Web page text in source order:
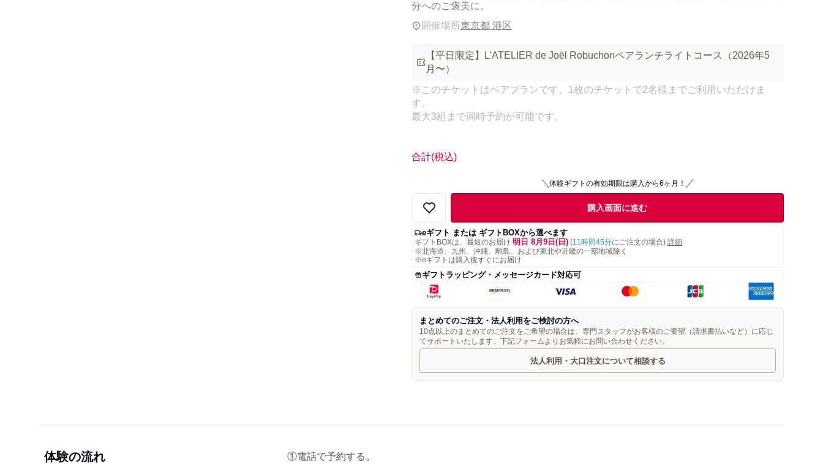
分へのご褒美に。
開催場所東京都 港区
【平日限定】L’ATELIER de Joël Robuchonペアランチライトコース（2026年5
月〜）
※このチケットはペアプランです。1枚のチケットで2名様までご利用いただけま
す。
最大3組まで同時予約が可能です。
合計(税込)
体験ギフトの有効期限は購入から6ヶ月！
購入画面に進む
eギフト または ギフトBOXから選べます
ギフトBOXは、最短のお届け 明日 8月9日(日) (11時間45分にご注文の場合) 詳細
※北海道、九州、沖縄、離島、および東北や近畿の一部地域除く
※eギフトは購入後すぐにお届け
ギフトラッピング・メッセージカード対応可
まとめてのご注文・法人利用をご検討の方へ
10点以上のまとめてのご注文をご希望の場合は、専門スタッフがお客様のご要望（請求書払いなど）に応じ
てサポートいたします。下記フォームよりお気軽にお問い合わせください。
法人利用・大口注文について相談する
体験の流れ
①電話で予約する。